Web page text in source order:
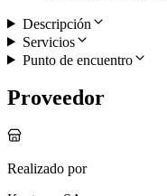
Descripción
Servicios
Punto de encuentro
Proveedor
Realizado por